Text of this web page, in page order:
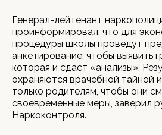
Генерал-лейтенант
проинформировал, что для
процедуры школы проведут
анкетирование, чтобы выявить
которая и сдаст «анализы».
охраняются врачебной тайной
только родителям, чтобы они
своевременные меры, заверил
Наркоконтроля.